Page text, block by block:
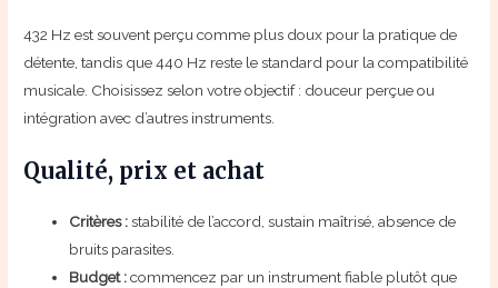
432 Hz est souvent perçu comme plus doux pour la pratique de
détente, tandis que 440 Hz reste le standard pour la compatibilité
musicale. Choisissez selon votre objectif : douceur perçue ou
intégration avec d’autres instruments.
Qualité, prix et achat
Critères :stabilité de l’accord, sustain maîtrisé, absence de
bruits parasites.
Budget :commencez par un instrument fiable plutôt que